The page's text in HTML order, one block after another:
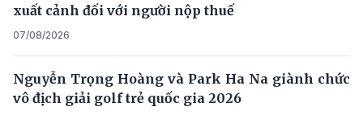
xuất cảnh đối với người nộp thuế
07/08/2026
Nguyễn Trọng Hoàng và Park Ha Na giành chức
vô địch giải golf trẻ quốc gia 2026